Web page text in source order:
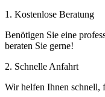
1. Kostenlose Beratung
Benötigen Sie eine
beraten Sie gerne!
2. Schnelle Anfahrt
Wir helfen Ihnen schnell,